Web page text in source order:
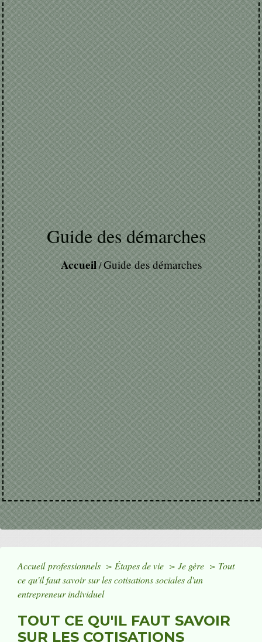
Guide des démarches
Accueil/Guide des démarches
Accueil professionnels > Étapes de vie > Je gère > Tout
ce qu'il faut savoir sur les cotisations sociales d'un
entrepreneur individuel
TOUT CE QU'IL FAUT SAVOIR
SUR LES COTISATIONS